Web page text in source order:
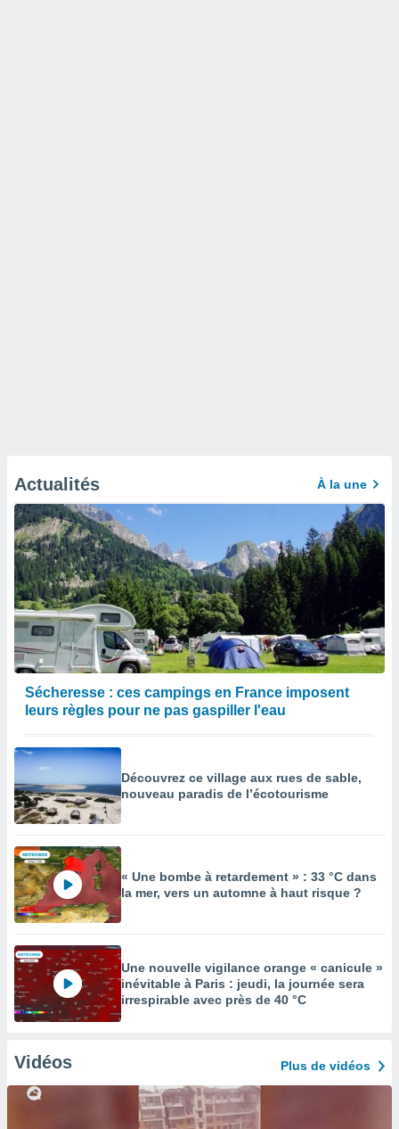
Actualités À la une
Sécheresse : ces campings en France imposent
leurs règles pour ne pas gaspiller l'eau
Découvrez ce village aux rues de sable,
nouveau paradis de l’écotourisme
« Une bombe à retardement » : 33 °C dans
la mer, vers un automne à haut risque ?
Une nouvelle vigilance orange « canicule »
inévitable à Paris : jeudi, la journée sera
irrespirable avec près de 40 °C
Vidéos Plus de vidéos